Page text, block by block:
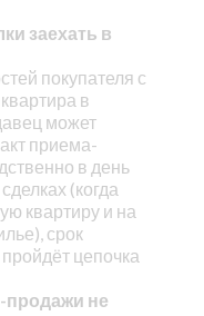
заехать в
покупателя с
в
может
приема-
в день
(когда
квартиру и на
срок
пройдёт цепочка
продажи не